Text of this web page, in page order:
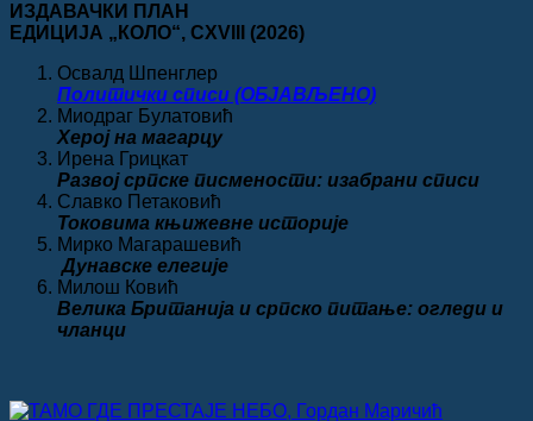
450.00 рсд.
је
била:
320.00 рсд.
ИЗДАВАЧКИ ПЛАН
ЕДИЦИЈА „КОЛО“, CXVIII
(2026)
Освалд Шпенглер
Политички списи (ОБЈАВЉЕНО)
Миодраг Булатовић
Херој на магарцу
Ирена Грицкат
Развој српске писмености: изабрани списи
Славко Петаковић
Токовима књижевне историје
Мирко Магарашевић
Дунавске елегије
Милош Ковић
Велика Британија и српско питање: огледи и
чланци